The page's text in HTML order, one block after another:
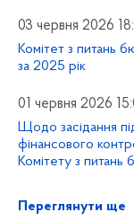
03 червня 2026
Комітет з питань
за 2025 рік
01 червня 2026
Щодо засідання
фінансового
Комітету з
Переглянути ще